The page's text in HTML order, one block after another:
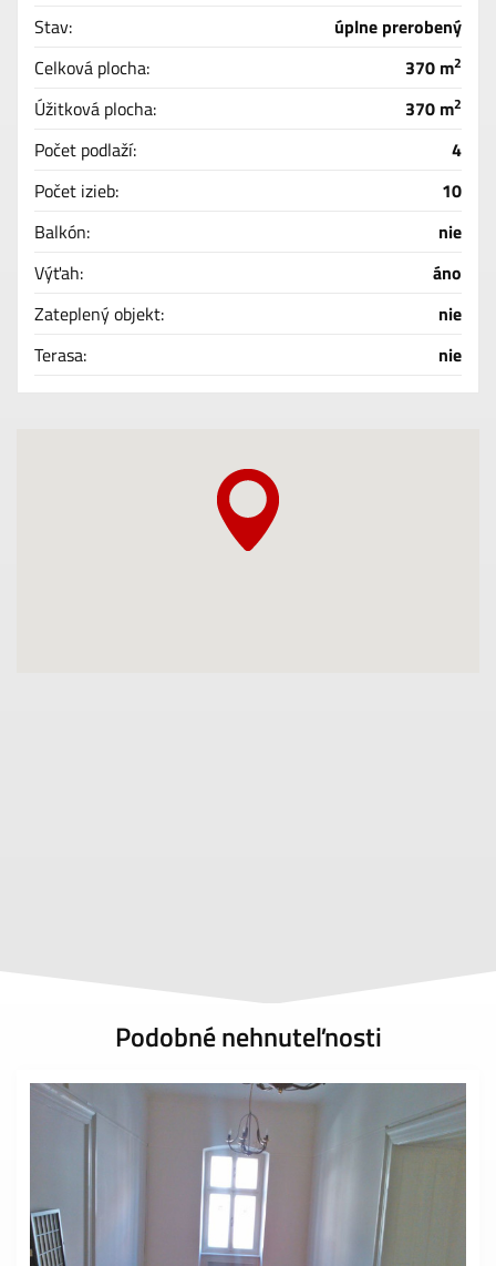
Stav:
úplne prerobený
Celková plocha:
370 m2
Úžitková plocha: 370 m2
Počet podlaží:
4
Počet izieb:
10
Balkón:
nie
Výťah:
áno
Zateplený objekt:
nie
Terasa:
nie
Podobné nehnuteľnosti